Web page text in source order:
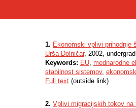
1. Ekonomski vplivi prihodnje
Urša Dolničar, 2002,
Keywords: EU, mednarodne
stabilnost sistemov,
Full text (outside link)
2. Vplivi migracijskih tokov